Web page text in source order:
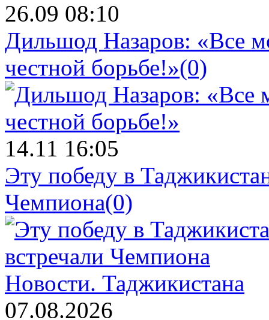
26.09 08:10
Дильшод Назаров: «Все
честной борьбе!»(0)
14.11 16:05
Эту победу в
Чемпиона(0)
Новости. Таджикистана
07.08.2026